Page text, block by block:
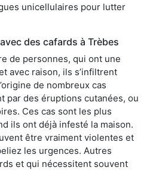
unicellulaires pour lutter
des cafards à Trèbes
de personnes, qui ont une
avec raison, ils s’infiltrent
de nombreux cas
par des éruptions cutanées, ou
Ces cas sont les plus
ils ont déjà infesté la maison.
être vraiment violentes et
les urgences. Autres
et qui nécessitent souvent